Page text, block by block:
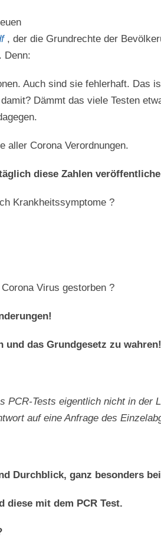
, der die Grundrechte der
Denn:
Auch sind sie fehlerhaft. Das
Dämmt das viele Testen
aller Corona Verordnungen.
diese Zahlen
Krankheitssymptome ?
Virus gestorben ?
und das Grundgesetz zu wahren!
Tests eigentlich nicht in der
auf eine Anfrage des
Durchblick, ganz besonders
diese mit dem PCR Test.